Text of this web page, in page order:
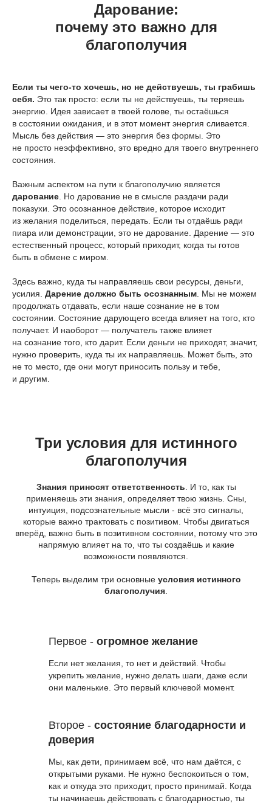
Дарование:
почему это важно для
благополучия
Если ты чего-то хочешь, но не действуешь, ты грабишь
себя. Это так просто: если ты не действуешь, ты теряешь
энергию. Идея зависает в твоей голове, ты остаёшься
в состоянии ожидания, и в этот момент энергия сливается.
Мысль без действия — это энергия без формы. Это
не просто неэффективно, это вредно для твоего внутреннего
состояния.
Важным аспектом на пути к благополучию является
дарование . Но дарование не в смысле раздачи ради
показухи. Это осознанное действие, которое исходит
из желания поделиться, передать. Если ты отдаёшь ради
пиара или демонстрации, это не дарование. Дарение — это
естественный процесс, который приходит, когда ты готов
быть в обмене с миром.
Здесь важно, куда ты направляешь свои ресурсы, деньги,
усилия. Дарение должно быть осознанным . Мы не можем
продолжать отдавать, если наше сознание не в том
состоянии. Состояние дарующего всегда влияет на того, кто
получает. И наоборот — получатель также влияет
на сознание того, кто дарит. Если деньги не приходят, значит,
нужно проверить, куда ты их направляешь. Может быть, это
не то место, где они могут приносить пользу и тебе,
и другим.
Три условия для истинного
благополучия
Знания приносят ответственность . И то, как ты
применяешь эти знания, определяет твою жизнь. Сны,
интуиция, подсознательные мысли - всё это сигналы,
которые важно трактовать с позитивом. Чтобы двигаться
вперёд, важно быть в позитивном состоянии, потому что это
напрямую влияет на то, что ты создаёшь и какие
возможности появляются.
Теперь выделим три основные условия истинного
благополучия
Первое - огромное желание
Если нет желания, то нет и действий. Чтобы
укрепить желание, нужно делать шаги, даже если
они маленькие. Это первый ключевой момент.
Второе - состояние благодарности и
доверия
Мы, как дети, принимаем всё, что нам даётся, с
открытыми руками. Не нужно беспокоиться о том,
как и откуда это приходит, просто принимай. Когда
ты начинаешь действовать с благодарностью, ты